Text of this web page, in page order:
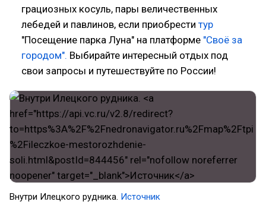
грациозных косуль, пары величественных
лебедей и павлинов, если приобрести тур
"Посещение парка Луна" на платформе "Своё за
городом". Выбирайте интересный отдых под
свои запросы и путешествуйте по России!
Внутри Илецкого рудника. Источник